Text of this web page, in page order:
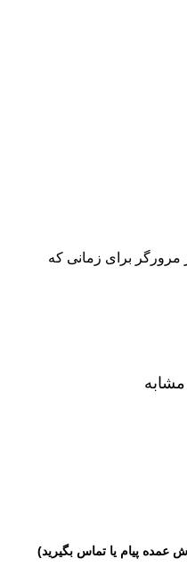
مرورگر برای زمانی که